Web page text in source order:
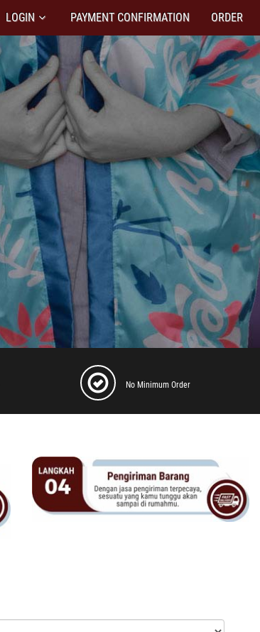
LOGIN PAYMENT CONFIRMATION ORDER
No Minimum Order